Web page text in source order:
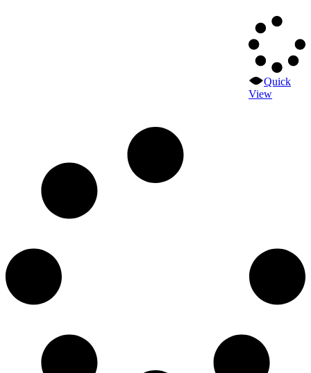
Quick
View